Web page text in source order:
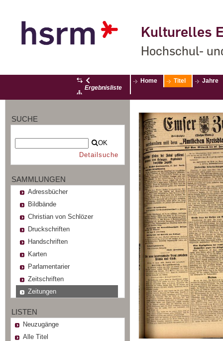
Kulturelles
Hochschul-
Ergebnisliste
Home Titel Jahre
SUCHE
OK
Detailsuche
SAMMLUNGEN
Adressbücher
Bildbände
Christian von Schlözer
Druckschriften
Handschriften
Karten
Parlamentarier
Zeitschriften
Zeitungen
LISTEN
Neuzugänge
Alle Titel